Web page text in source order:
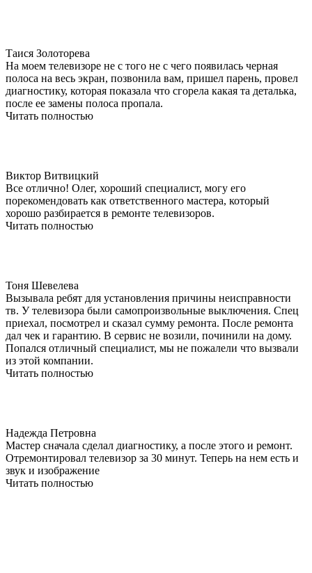
Таися Золоторева
На моем телевизоре не с того не с чего появилась черная
полоса на весь экран, позвонила вам, пришел парень, провел
диагностику, которая показала что сгорела какая та деталька,
после ее замены полоса пропала.
Читать полностью
​Виктор Витвицкий
Все отлично! Олег, хороший специалист, могу его
порекомендовать как ответственного мастера, который
хорошо разбирается в ремонте телевизоров.
Читать полностью
​Тоня Шевелева
Вызывала ребят для установления причины неисправности
тв. У телевизора были самопроизвольные выключения. Спец
приехал, посмотрел и сказал сумму ремонта. После ремонта
дал чек и гарантию. В сервис не возили, починили на дому.
Попался отличный специалист, мы не пожалели что вызвали
из этой компании.
Читать полностью
Надежда Петровна
Мастер сначала сделал диагностику, а после этого и ремонт.
Отремонтировал телевизор за 30 минут. Теперь на нем есть и
звук и изображение
Читать полностью